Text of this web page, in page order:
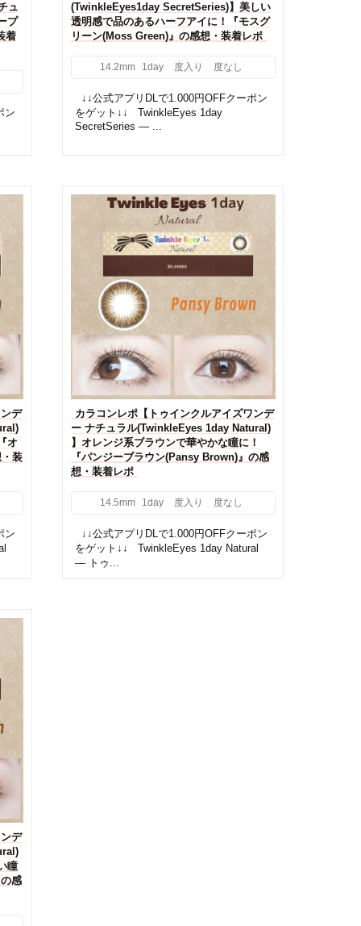
ュ
プ
着
ン
(TwinkleEyes1day SecretSeries)】美しい
透明感で品のあるハーフアイに！『モスグ
リーン(Moss Green)』の感想・装着レポ
14.2mm 1day 度入り 度なし
↓↓公式アプリDLで1.000円OFFクーポン
をゲット↓↓ TwinkleEyes 1day
SecretSeries — ...
デ
オ
装
ン
カラコンレポ【トゥインクルアイズワンデ
ー ナチュラル(TwinkleEyes 1day Natural)
】オレンジ系ブラウンで華やかな瞳に！
『パンジーブラウン(Pansy Brown)』の感
想・装着レポ
14.5mm 1day 度入り 度なし
↓↓公式アプリDLで1.000円OFFクーポン
をゲット↓↓ TwinkleEyes 1day Natural
— トゥ...
デ
瞳
感